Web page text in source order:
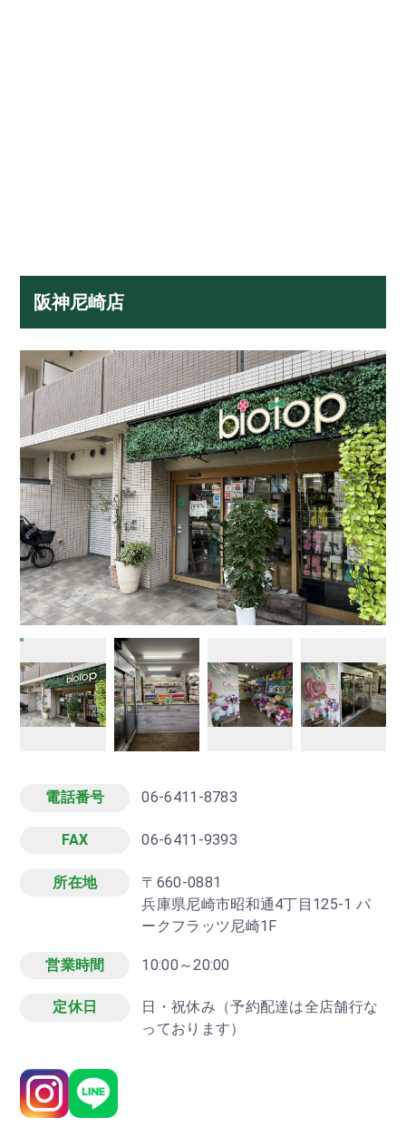
阪神尼崎店
電話番号 06-6411-8783
FAX 06-6411-9393
所在地
〒660-0881
兵庫県尼崎市昭和通4丁目125-1 パ
ークフラッツ尼崎1F
営業時間 10:00～20:00
定休日
日・祝休み（予約配達は全店舗行な
っております）